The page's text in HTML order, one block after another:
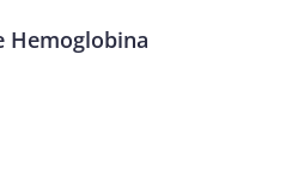
Hemoglobina